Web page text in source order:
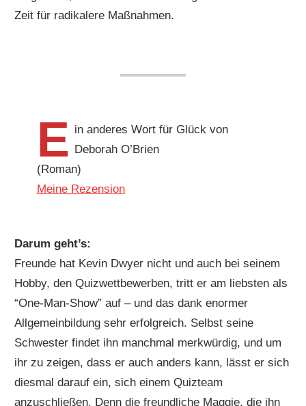
Zeit für radikalere Maßnahmen.
E in anderes Wort für Glück von
Deborah O’Brien
(Roman)
Meine Rezension
Darum geht’s:
Freunde hat Kevin Dwyer nicht und auch bei seinem
Hobby, den Quizwettbewerben, tritt er am liebsten als
“One-Man-Show” auf – und das dank enormer
Allgemeinbildung sehr erfolgreich. Selbst seine
Schwester findet ihn manchmal merkwürdig, und um
ihr zu zeigen, dass er auch anders kann, lässt er sich
diesmal darauf ein, sich einem Quizteam
anzuschließen. Denn die freundliche Maggie, die ihn